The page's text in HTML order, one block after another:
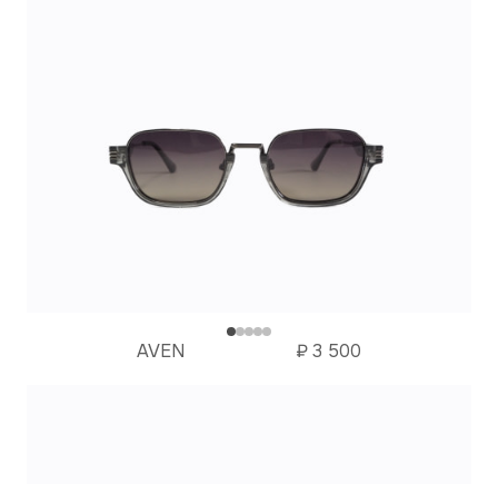
AVEN ₽3 500